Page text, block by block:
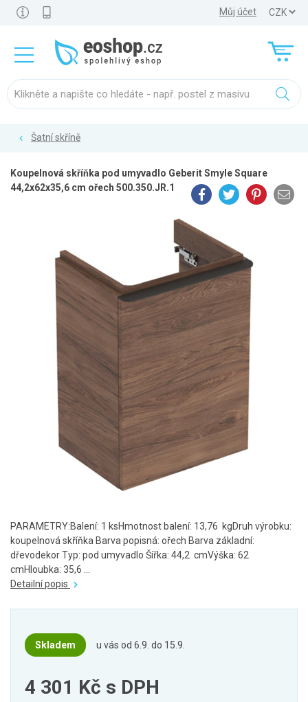
Můj účet
Šatní skříně
Koupelnová skříňka pod umyvadlo Geberit Smyle Square
44,2x62x35,6 cm ořech 500.350.JR.1
PARAMETRY:Balení: 1 ksHmotnost balení: 13,76 kgDruh výrobku:
koupelnová skříňka Barva popisná: ořech Barva základní:
dřevodekor Typ: pod umyvadlo Šířka: 44,2 cmVýška: 62
cmHloubka: 35,6 ...
Detailní popis
Skladem u vás od 6.9. do 15.9.
4 301 Kč s DPH